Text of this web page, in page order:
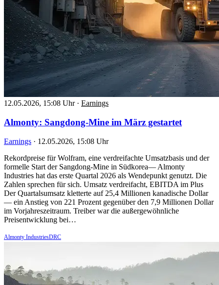
12.05.2026, 15:08 Uhr · Earnings
Almonty: Sangdong-Mine im März gestartet
Earnings · 12.05.2026, 15:08 Uhr
Rekordpreise für Wolfram, eine verdreifachte Umsatzbasis und der
formelle Start der Sangdong-Mine in Südkorea— Almonty
Industries hat das erste Quartal 2026 als Wendepunkt genutzt. Die
Zahlen sprechen für sich. Umsatz verdreifacht, EBITDA im Plus
Der Quartalsumsatz kletterte auf 25,4 Millionen kanadische Dollar
— ein Anstieg von 221 Prozent gegenüber den 7,9 Millionen Dollar
im Vorjahreszeitraum. Treiber war die außergewöhnliche
Preisentwicklung bei…
Almonty IndustriesDRC